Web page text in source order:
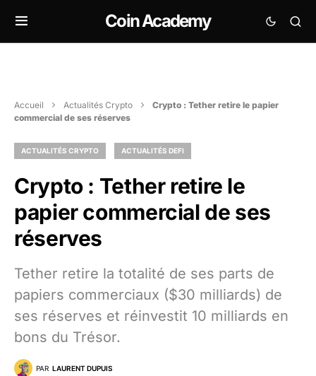
Coin Academy
Accueil Actualités Crypto
Crypto : Tether retire le papier
commercial de ses réserves
ACTUALITÉS CRYPTO ACTUALITÉS DEFI
Crypto : Tether retire le
papier commercial de ses
réserves
Tether retire la totalité de ses parts de
papiers commerciaux ($30 milliards) de
ses réserves et réinvestit 10 milliards en
bons du Trésor.
PAR LAURENT DUPUIS